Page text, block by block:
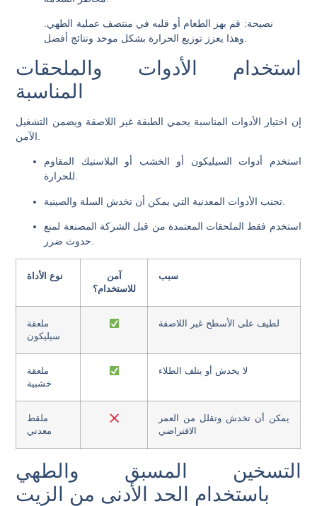
نصيحة: قم بهز الطعام أو قلبه في منتصف عملية الطهي.
وهذا يعزز توزيع الحرارة بشكل موحد ونتائج أفضل.
استخدام الأدوات والملحقات
المناسبة
إن اختيار الأدوات المناسبة يحمي الطبقة غير اللاصقة ويضمن التشغيل
استخدم أدوات السيليكون أو الخشب أو البلاستيك المقاوم
للحرارة.
استخدم فقط الملحقات المعتمدة من قبل الشركة المصنعة لمنع
نوع الأداة
آمن
للاستخدام؟
سبب
ملعقة
سيليكون
لطيف على الأسطح غير اللاصقة
ملعقة
خشبية
لا يخدش أو يتلف الطلاء
ملقط
معدني
يمكن أن تخدش وتقلل من العمر
الافتراضي
التسخين المسبق والطهي
باستخدام الحد الأدنى من الزيت